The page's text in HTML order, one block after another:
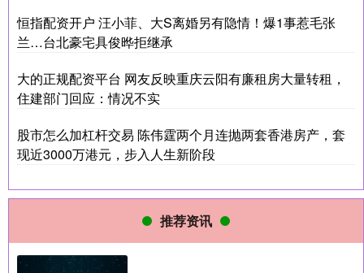
恒指配资开户 汪小菲、大S离婚另有隐情！爆1事惹毛张
兰…台北豪宅具俊晔拒继承
大的正规配资平台 网友反映重庆云阳有廉租房大量转租，
住建部门回应：情况不实
股市怎么加杠杆交易 陈伟霆两个月连抛两套香港房产，套
现近3000万港元，步入人生新阶段
推荐资讯